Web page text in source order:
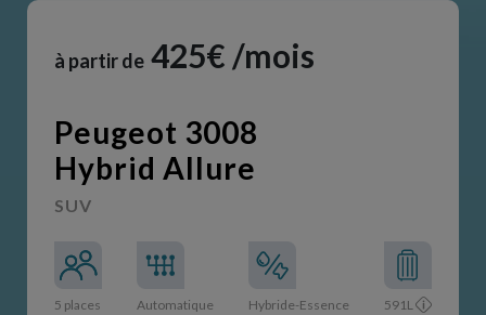
à partir de 425€ /mois
Peugeot 3008
Hybrid Allure
SUV
5 places Automatique Hybride-Essence 591L